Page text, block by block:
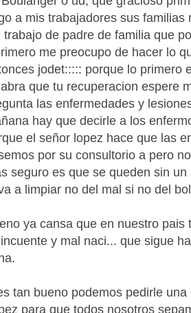
a mis trabajadores sus familias
trabajo de padre de familia que
me preocupo de hacer lo
jodet::::: porque lo primero
que tu recuperacion espere
las enfermedades y
hay que decirle a los
el señor lopez hace que las
por su consultorio a pero
seguro es que se queden sin
a limpiar no del mal si no del
ya cansa que en nuestro pais
y mal naci... que sigue
tan bueno podemos pedirle
para que todos nosotros